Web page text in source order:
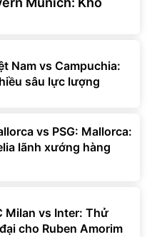
Nam vs Campuchia:
sâu lực lượng
vs PSG: Mallorca:
lãnh xướng hàng
Milan vs Inter: Thử
cho Ruben Amorim